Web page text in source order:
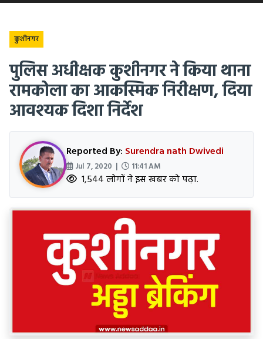
कुशीनगर
पुलिस अधीक्षक कुशीनगर ने किया थाना
रामकोला का आकस्मिक निरीक्षण, दिया
आवश्यक दिशा निर्देश
Reported By: Surendra nath Dwivedi
Jul 7, 2020 | 11:41 AM
1,544 लोगों ने इस खबर को पढ़ा.